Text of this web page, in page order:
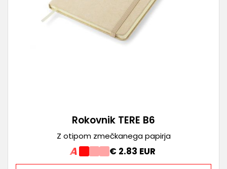
Rokovnik TERE B6
Z otipom zmečkanega papirja
A € 2.83 EUR